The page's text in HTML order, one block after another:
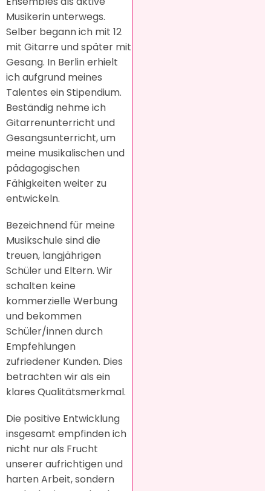
Musikerin unterwegs.
Selber begann ich mit 12
mit Gitarre und später mit
Gesang. In Berlin erhielt
ich aufgrund meines
Talentes ein Stipendium.
Beständig nehme ich
Gitarrenunterricht und
Gesangsunterricht, um
meine musikalischen und
pädagogischen
Fähigkeiten weiter zu
entwickeln.
Bezeichnend für meine
Musikschule sind die
treuen, langjährigen
Schüler und Eltern. Wir
schalten keine
kommerzielle Werbung
und bekommen
Schüler/innen durch
Empfehlungen
zufriedener Kunden. Dies
betrachten wir als ein
klares Qualitätsmerkmal.
Die positive Entwicklung
insgesamt empfinden ich
nicht nur als Frucht
unserer aufrichtigen und
harten Arbeit, sondern